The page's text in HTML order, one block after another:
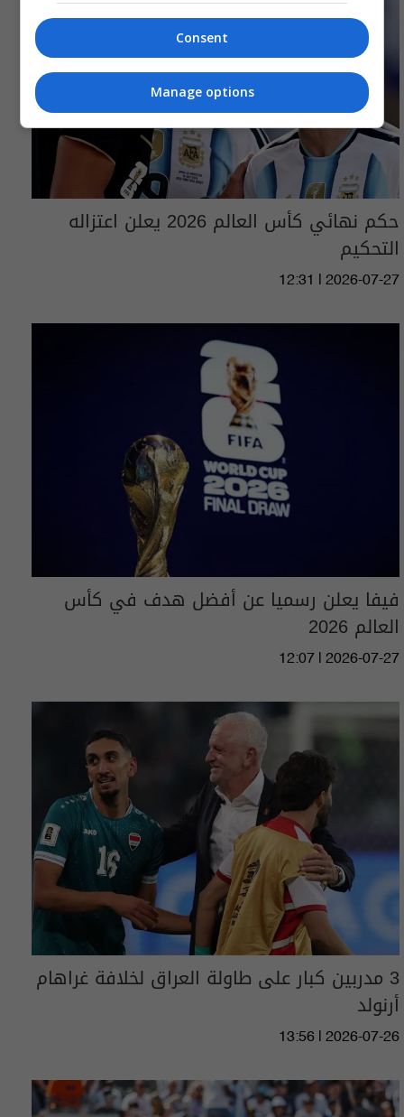
حكم نهائي كأس العالم 2026 يعلن اعتزاله
التحكيم
12:31 | 2026-07-27
فيفا يعلن رسميا عن أفضل هدف في كأس
العالم 2026
12:07 | 2026-07-27
3 مدربين كبار على طاولة العراق لخلافة غراهام
أرنولد
13:56 | 2026-07-26
Consent
Manage options